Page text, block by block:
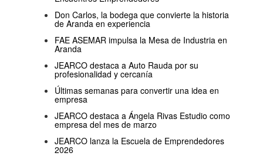
Don Carlos, la bodega que convierte la historia
de Aranda en experiencia
FAE ASEMAR impulsa la Mesa de Industria en
Aranda
JEARCO destaca a Auto Rauda por su
profesionalidad y cercanía
Últimas semanas para convertir una idea en
empresa
JEARCO destaca a Ángela Rivas Estudio como
empresa del mes de marzo
JEARCO lanza la Escuela de Emprendedores
2026